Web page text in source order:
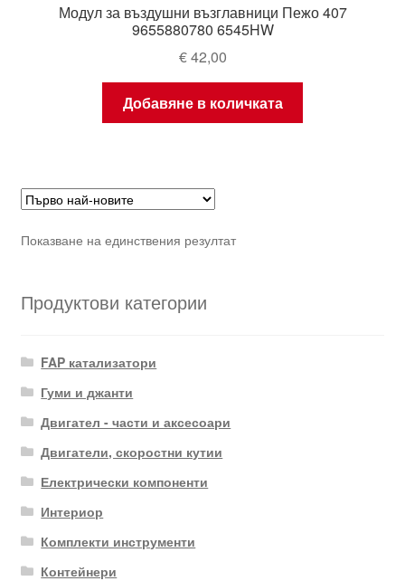
Модул за въздушни възглавници Пежо 407
9655880780 6545HW
€42,00
Добавяне в количката
Показване на единствения резултат
Продуктови категории
FAP катализатори
Гуми и джанти
Двигател - части и аксесоари
Двигатели, скоростни кутии
Електрически компоненти
Интериор
Комплекти инструменти
Контейнери